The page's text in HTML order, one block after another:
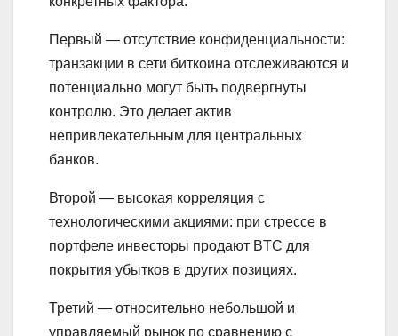
Первый — отсутствие конфиденциальности:
транзакции в сети биткоина отслеживаются и
потенциально могут быть подвергнуты
контролю. Это делает актив
непривлекательным для центральных
банков.
Второй — высокая корреляция с
технологическими акциями: при стрессе в
портфеле инвесторы продают BTC для
покрытия убытков в других позициях.
Третий — относительно небольшой и
управляемый рынок по сравнению с